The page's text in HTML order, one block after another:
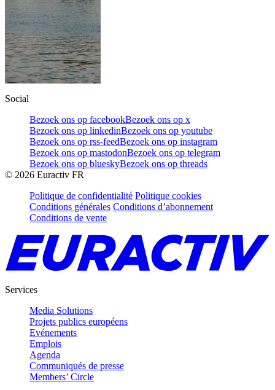
Social
Bezoek ons op facebookBezoek ons op x
Bezoek ons op linkedinBezoek ons op youtube
Bezoek ons op rss-feedBezoek ons op instagram
Bezoek ons op mastodonBezoek ons op telegram
Bezoek ons op blueskyBezoek ons op threads
© 2026 Euractiv FR
Politique de confidentialité Politique cookies
Conditions générales Conditions d’abonnement
Conditions de vente
Services
Media Solutions
Projets publics européens
Evénements
Emplois
Agenda
Communiqués de presse
Members’ Circle